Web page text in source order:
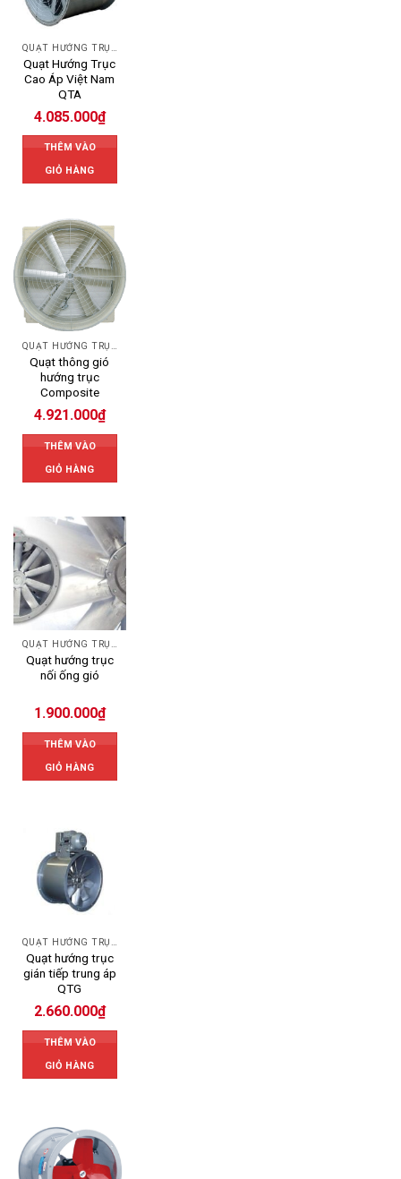
Quạt Hướng Trục
Cao Áp Việt Nam
QTA
4.085.000₫
THÊM VÀO
GIỎ HÀNG
Quạt thông gió
hướng trục
Composite
4.921.000₫
THÊM VÀO
GIỎ HÀNG
Quạt hướng trục
nối ống gió
1.900.000₫
THÊM VÀO
GIỎ HÀNG
QUẠT HƯỚNG TRỤC
Quạt hướng trục
gián tiếp trung áp
QTG
2.660.000₫
THÊM VÀO
GIỎ HÀNG